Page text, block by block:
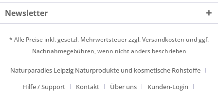
Newsletter
* Alle Preise inkl. gesetzl. Mehrwertsteuer zzgl.Versandkosten und ggf.
Nachnahmegebühren, wenn nicht anders beschrieben
Naturparadies Leipzig Naturprodukte und kosmetische Rohstoffe
Hilfe / Support
Kontakt Über uns Kunden-Login